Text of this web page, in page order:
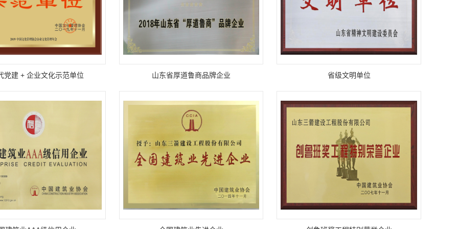
党建 + 企业文化示范单位 山东省厚道鲁商品牌企业 省级文明单位